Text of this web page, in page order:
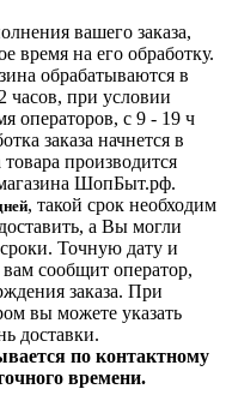
вашего заказа,
время на его обработку.
обрабатываются в
часов, при условии
операторов, с 9 - 19 ч
заказа начнется в
производится
ШопБыт.рф.
, такой срок необходим
а Вы могли
Точную дату и
сообщит оператор,
заказа. При
вы можете указать
доставки.
по контактному
времени.